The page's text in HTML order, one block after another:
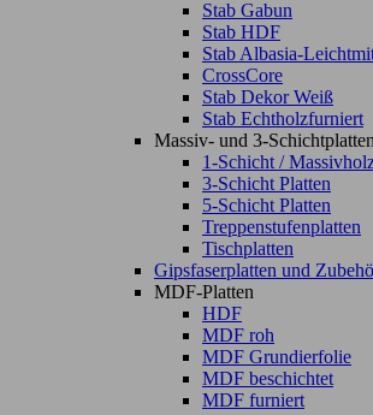
Stab Gabun
Stab HDF
Stab Albasia-
CrossCore
Stab Dekor Weiß
Stab Echtholzfurniert
Massiv- und 3-Schichtplatten
1-Schicht /
3-Schicht Platten
5-Schicht Platten
Treppenstufenplatten
Tischplatten
Gipsfaserplatten und
MDF-Platten
HDF
MDF roh
MDF Grundierfolie
MDF beschichtet
MDF furniert